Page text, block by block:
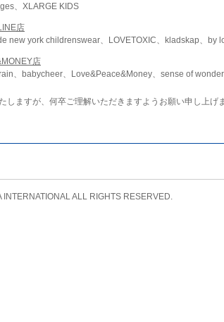
、XLARGE KIDS
店
new york childrenswear、LOVETOXIC、kladskap、by
店
、babycheer、Love&Peace&Money、sense of
しますが、何卒ご理解いただきますようお願い申し上げま